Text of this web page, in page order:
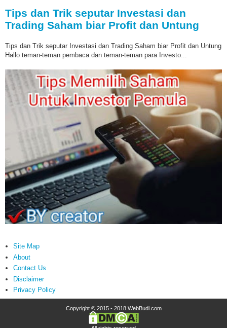
Tips dan Trik seputar Investasi dan
Trading Saham biar Profit dan Untung
Tips dan Trik seputar Investasi dan Trading Saham biar Profit dan Untung
Hallo teman-teman pembaca dan teman-teman para Investo...
Site Map
About
Contact Us
Disclaimer
Privacy Policy
Copyright © 2015 - 2018 WebBudi.com